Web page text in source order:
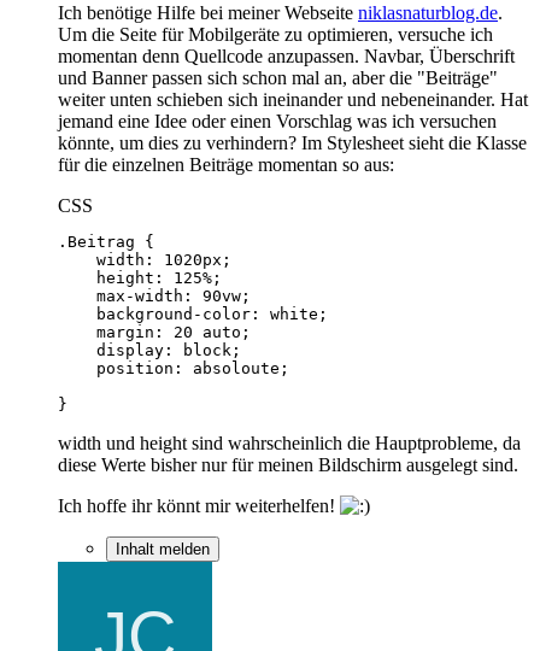
Ich benötige Hilfe bei meiner Webseite niklasnaturblog.de.
Um die Seite für Mobilgeräte zu optimieren, versuche ich
momentan denn Quellcode anzupassen. Navbar, Überschrift
und Banner passen sich schon mal an, aber die "Beiträge"
weiter unten schieben sich ineinander und nebeneinander. Hat
jemand eine Idee oder einen Vorschlag was ich versuchen
könnte, um dies zu verhindern? Im Stylesheet sieht die Klasse
für die einzelnen Beiträge momentan so aus:
CSS
}
width und height sind wahrscheinlich die Hauptprobleme, da
diese Werte bisher nur für meinen Bildschirm ausgelegt sind.
Ich hoffe ihr könnt mir weiterhelfen!
Inhalt melden